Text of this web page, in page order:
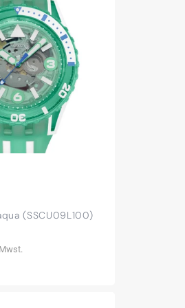
(SSCU09L100)